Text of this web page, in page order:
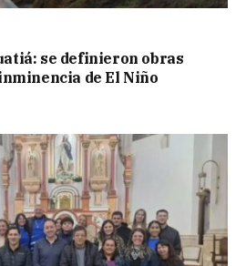
se definieron obras
de El Niño